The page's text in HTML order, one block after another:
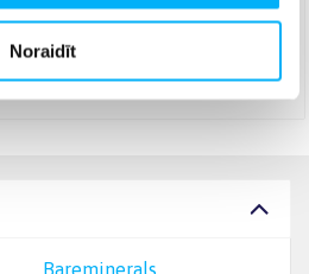
Noraidīt
Bareminerals